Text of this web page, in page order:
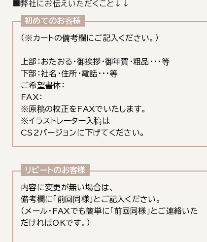
■弊社にお伝えいただくこと↓↓
初めてのお客様
（※カートの備考欄にご記入ください。）
上部：おたおる・御挨拶・御年賀・粗品･･･等
下部：社名・住所・電話・・・等
ご希望書体：
FAX：
※原稿の校正をFAXでいたします。
※イラストレーター入稿は
CS2バージョンに下げてください。
リピートのお客様
内容に変更が無い場合は、
備考欄に「前回同様」とご記入ください。
（メール・FAXでも簡単に「前回同様」とご連絡いた
だければOKです。）